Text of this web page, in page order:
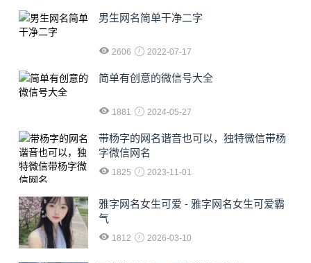
男生网名简单干净二字
2606 2022-07-17
简单有创意的微信号大全
1881 2024-05-27
​带杨字的网名谐音也可以，独特微信带杨
字微信网名
1825 2023-11-01
雅字网名女生可爱 - 雅字网名女生可爱霸
气
1812 2026-03-10